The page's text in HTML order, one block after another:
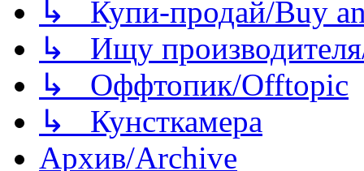
↳ Купи-продай/Buy
↳ Ищу
↳ Оффтопик/Offtopic
↳ Кунсткамера
Архив/Archive